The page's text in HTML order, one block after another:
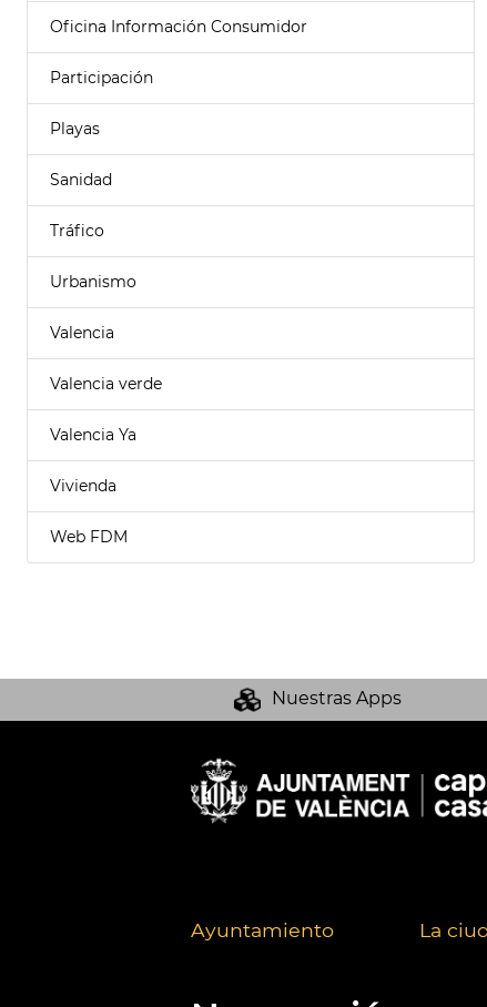
Oficina Información Consumidor
Participación
Playas
Sanidad
Tráfico
Urbanismo
Valencia
Valencia verde
Valencia Ya
Vivienda
Web FDM
Nuestras Apps
Ayuntamiento La